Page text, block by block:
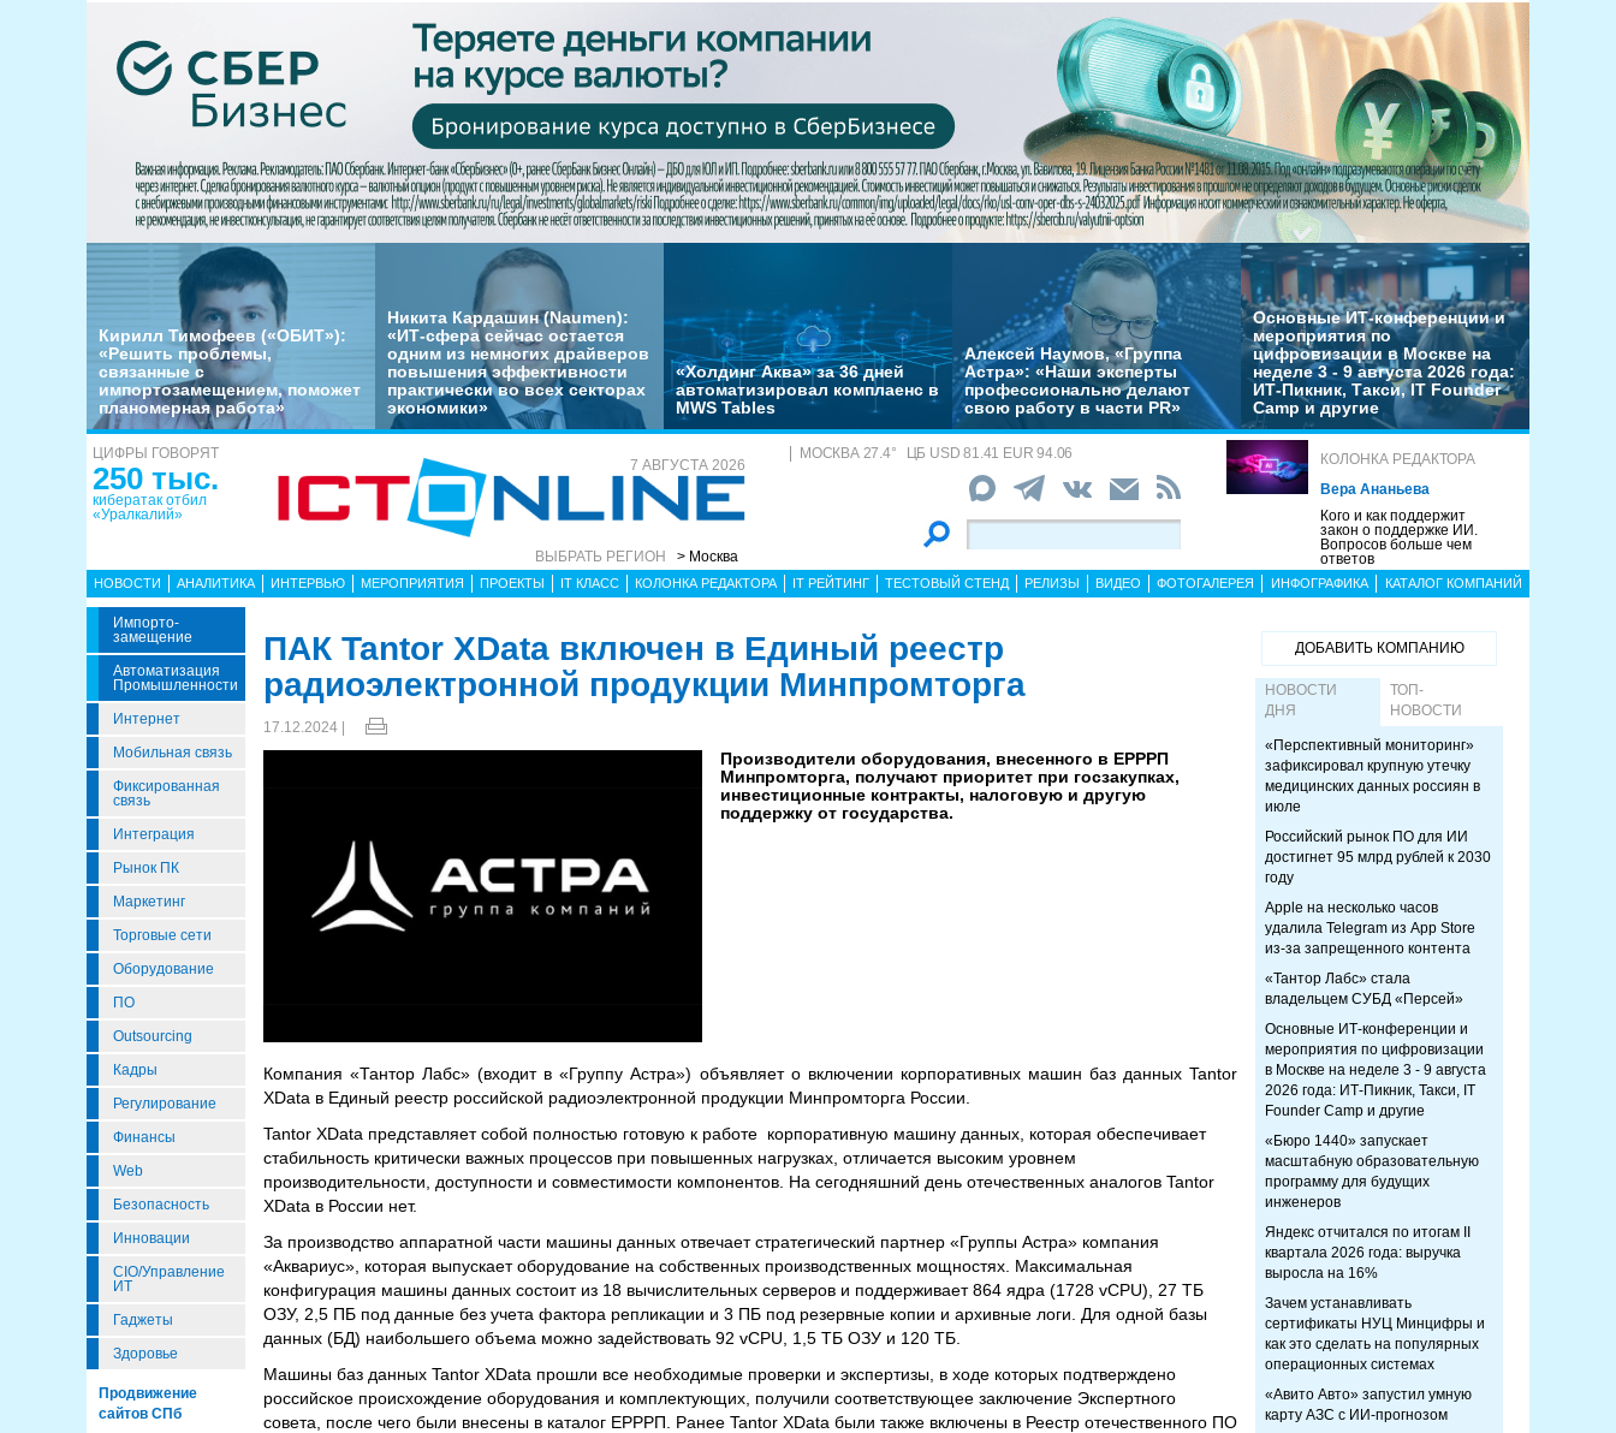
Кирилл Тимофеев («ОБИТ»):
«Решить проблемы,
связанные с
импортозамещением, поможет
планомерная работа»
Никита Кардашин (Naumen):
«ИТ-сфера сейчас остается
одним из немногих драйверов
повышения эффективности
практически во всех секторах
экономики»
«Холдинг Аква» за 36 дней
автоматизировал комплаенс в
MWS Tables
Алексей Наумов, «Группа
Астра»: «Наши эксперты
профессионально делают
свою работу в части PR»
Основные ИТ-конференции и
мероприятия по
цифровизации в Москве на
неделе 3 - 9 августа 2026 года:
ИТ-Пикник, Такси, IT Founder
Camp и другие
ЦИФРЫ ГОВОРЯТ
250 тыс.
кибератак отбил
«Уралкалий»
7 АВГУСТА 2026
ВЫБРАТЬ РЕГИОН > Москва
МОСКВА 27.4° ЦБ USD 81.41 EUR 94.06
КОЛОНКА РЕДАКТОРА
Вера Ананьева
Кого и как поддержит
закон о поддержке ИИ.
Вопросов больше чем
ответов
НОВОСТИ АНАЛИТИКА ИНТЕРВЬЮ МЕРОПРИЯТИЯ ПРОЕКТЫ IT КЛАСС КОЛОНКА РЕДАКТОРА IT РЕЙТИНГ ТЕСТОВЫЙ СТЕНД РЕЛИЗЫ ВИДЕО ФОТОГАЛЕРЕЯ ИНФОГРАФИКА КАТАЛОГ КОМПАНИЙ
Импорто­
Замещение
Автоматизация
Промышленности
Интернет
Мобильная связь
Фиксированная
связь
Интеграция
Рынок ПК
Маркетинг
Торговые сети
Оборудование
ПО
Outsourcing
Кадры
Регулирование
Финансы
Web
Безопасность
Инновации
CIO/Управление
ИТ
Гаджеты
Здоровье
Продвижение
сайтов СПб
ПАК Tantor XData включен в Единый реестр
радиоэлектронной продукции Минпромторга
17.12.2024 |
Производители оборудования, внесенного в ЕРРРП
Минпромторга, получают приоритет при госзакупках,
инвестиционные контракты, налоговую и другую
поддержку от государства.
Компания «Тантор Лабс» (входит в «Группу Астра») объявляет о включении корпоративных машин баз данных Tantor
XData в Единый реестр российской радиоэлектронной продукции Минпромторга России.
Tantor XData представляет собой полностью готовую к работе корпоративную машину данных, которая обеспечивает
стабильность критически важных процессов при повышенных нагрузках, отличается высоким уровнем
производительности, доступности и совместимости компонентов. На сегодняшний день отечественных аналогов Tantor
ХData в России нет.
За производство аппаратной части машины данных отвечает стратегический партнер «Группы Астра» компания
«Аквариус», которая выпускает оборудование на собственных производственных мощностях. Максимальная
конфигурация машины данных состоит из 18 вычислительных серверов и поддерживает 864 ядра (1728 vCPU), 27 ТБ
ОЗУ, 2,5 ПБ под данные без учета фактора репликации и 3 ПБ под резервные копии и архивные логи. Для одной базы
данных (БД) наибольшего объема можно задействовать 92 vCPU, 1,5 ТБ ОЗУ и 120 ТБ.
Машины баз данных Tantor XData прошли все необходимые проверки и экспертизы, в ходе которых подтверждено
российское происхождение оборудования и комплектующих, получили соответствующее заключение Экспертного
совета, после чего были внесены в каталог ЕРРРП. Ранее Tantor XData были также включены в Реестр отечественного ПО
ДОБАВИТЬ КОМПАНИЮ
НОВОСТИ
ДНЯ
ТОП-
НОВОСТИ
«Перспективный мониторинг»
зафиксировал крупную утечку
медицинских данных россиян в
июле
Российский рынок ПО для ИИ
достигнет 95 млрд рублей к 2030
году
Apple на несколько часов
удалила Telegram из App Store
из-за запрещенного контента
«Тантор Лабс» стала
владельцем СУБД «Персей»
Основные ИТ-конференции и
мероприятия по цифровизации
в Москве на неделе 3 - 9 августа
2026 года: ИТ-Пикник, Такси, IT
Founder Camp и другие
«Бюро 1440» запускает
масштабную образовательную
программу для будущих
инженеров
Яндекс отчитался по итогам II
квартала 2026 года: выручка
выросла на 16%
Зачем устанавливать
сертификаты НУЦ Минцифры и
как это сделать на популярных
операционных системах
«Авито Авто» запустил умную
карту АЗС с ИИ-прогнозом